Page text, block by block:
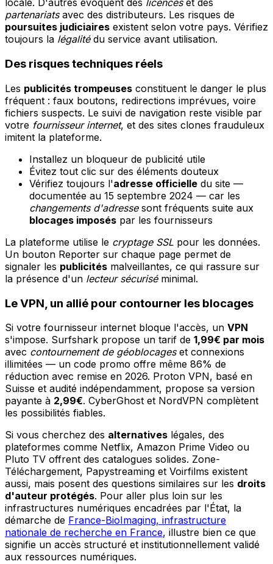
locale. D'autres évoquent des licenceset des
partenariatsavec des distributeurs. Les risques de
poursuites judiciaires existent selon votre pays. Vérifiez
toujours la légalitédu service avant utilisation.
Des risques techniques réels
Les publicités trompeuses constituent le danger le plus
fréquent : faux boutons, redirections imprévues, voire
fichiers suspects. Le suivi de navigation reste visible par
votre fournisseur internet, et des sites clones frauduleux
imitent la plateforme.
Installez un bloqueur de publicité utile
Évitez tout clic sur des éléments douteux
Vérifiez toujours l'adresse officielle du site —
documentée au 15 septembre 2024 — car les
changements d'adressesont fréquents suite aux
blocages imposés par les fournisseurs
La plateforme utilise le cryptage SSL pour les données.
Un bouton Reporter sur chaque page permet de
signaler les publicités malveillantes, ce qui rassure sur
la présence d'un lecteur sécuriséminimal.
Le VPN, un allié pour contourner les blocages
Si votre fournisseur internet bloque l'accès, un VPN
s'impose. Surfshark propose un tarif de 1,99€ par mois
avec contournement de géoblocageset connexions
illimitées — un code promo offre même 86% de
réduction avec remise en 2026. Proton VPN, basé en
Suisse et audité indépendamment, propose sa version
payante à 2,99€. CyberGhost et NordVPN complètent
les possibilités fiables.
Si vous cherchez des alternatives légales, des
plateformes comme Netflix, Amazon Prime Video ou
Pluto TV offrent des catalogues solides. Zone-
Téléchargement, Papystreaming et Voirfilms existent
aussi, mais posent des questions similaires sur les droits
d'auteur protégés. Pour aller plus loin sur les
infrastructures numériques encadrées par l'État, la
démarche de France-BioImaging, infrastructure
nationale de recherche en France, illustre bien ce que
signifie un accès structuré et institutionnellement validé
aux ressources numériques.